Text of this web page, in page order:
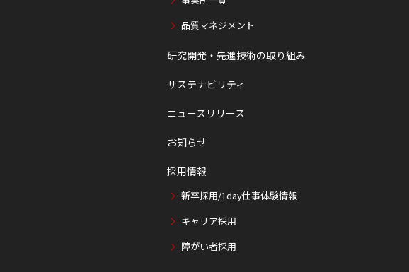
品質マネジメント
研究開発・先進技術の取り組み
サステナビリティ
ニュースリリース
お知らせ
採用情報
新卒採用/1day仕事体験情報
キャリア採用
障がい者採用